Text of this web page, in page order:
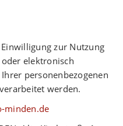
zur Nutzung
elektronisch
personenbezogenen
werden.
minden.de